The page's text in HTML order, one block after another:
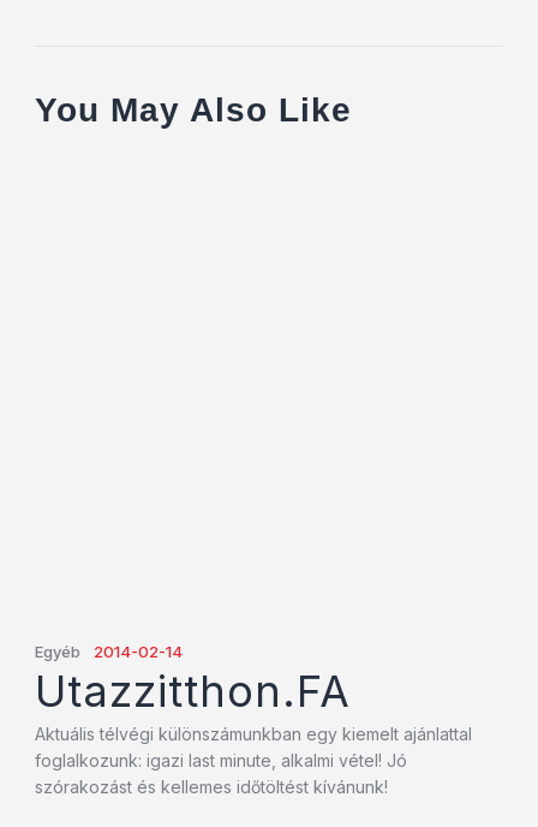
You May Also Like
Egyéb 2014-02-14
Utazzitthon.FA
Aktuális télvégi különszámunkban egy kiemelt ajánlattal
foglalkozunk: igazi last minute, alkalmi vétel! Jó
szórakozást és kellemes időtöltést kívánunk!